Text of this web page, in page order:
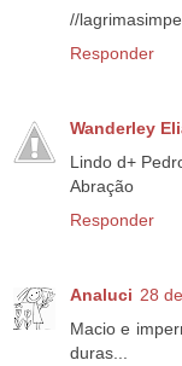
//
Responder
Wanderley
Lindo d+
Abração
Responder
Analuci 28
Macio e
duras...